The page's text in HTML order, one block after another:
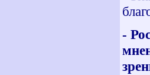
-